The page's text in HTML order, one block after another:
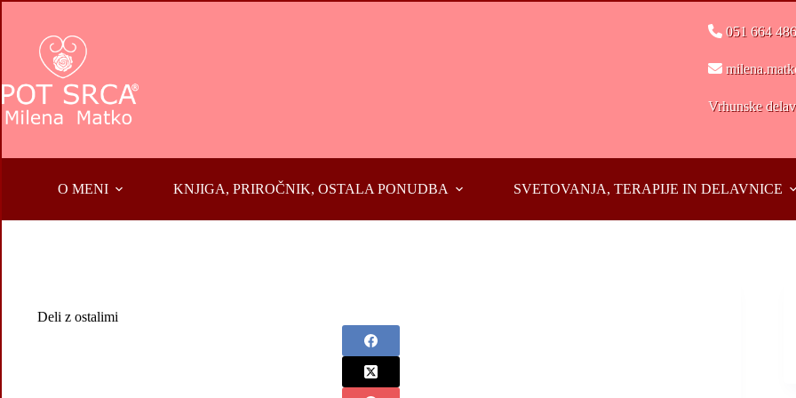
content
051 664 486
Vrhunske
O MENI KNJIGA, PRIROČNIK, OSTALA PONUDBA SVETOVANJA, TERAPIJE IN DELAVNICE
Deli z ostalimi